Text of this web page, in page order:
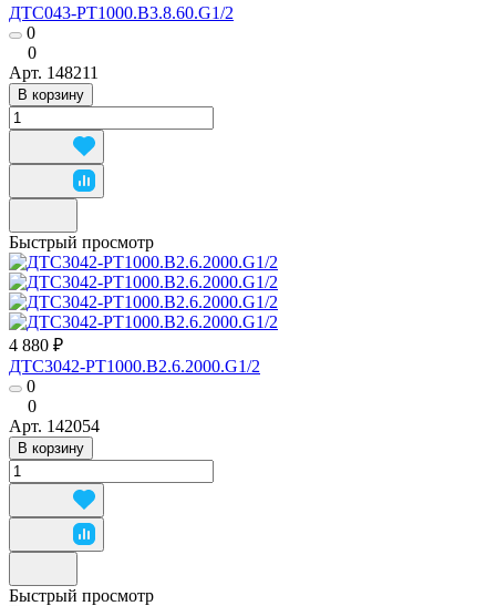
ДТС043-РТ1000.В3.8.60.G1/2
0
0
Арт. 148211
В корзину
Быстрый просмотр
4 880 ₽
ДТС3042-РТ1000.В2.6.2000.G1/2
0
0
Арт. 142054
В корзину
Быстрый просмотр